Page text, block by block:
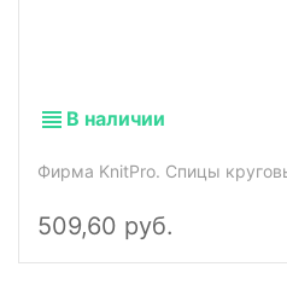
В наличии
Фирма KnitPro. Спицы
509,60 руб.